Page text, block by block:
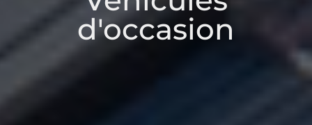
d'occasion